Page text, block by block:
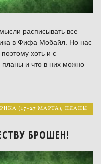
расписывать все
в Фифа Мобайл. Но нас
хоть и с
планы и что в них можно
(17-27 МАРТА), ПЛАНЫ
БРОШЕН!